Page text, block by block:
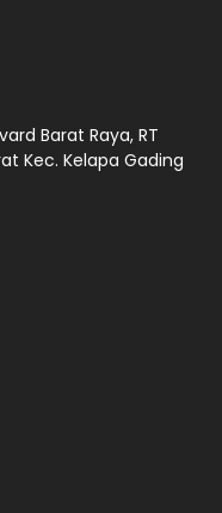
Barat Raya, RT
Kec. Kelapa Gading